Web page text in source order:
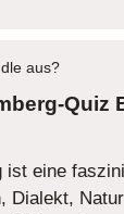
aus?
ist eine
Dialekt,